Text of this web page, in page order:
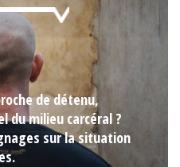
de détenu,
du milieu carcéral ?
sur la situation